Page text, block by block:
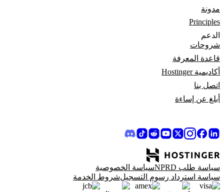
مدونة
Principles
الدعم
شروحات
قاعدة المعرفة
أكاديمية Hostinger
اتصل بنا
أبلغ عن إساءة
سياسة طلب NPRD
سياسة الخصوصية
سياسة استرداد رسوم التسجيلشروط الخدمة